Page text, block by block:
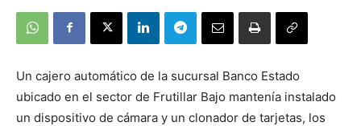
Un cajero automático de la sucursal Banco Estado
ubicado en el sector de Frutillar Bajo mantenía instalado
un dispositivo de cámara y un clonador de tarjetas, los